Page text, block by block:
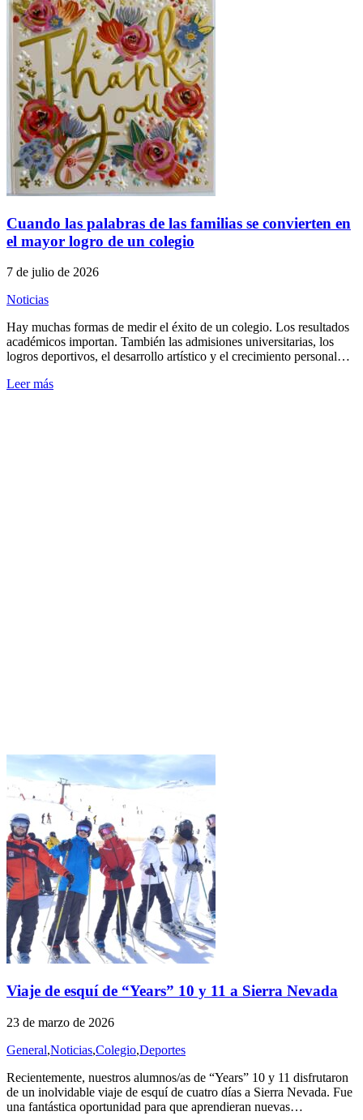
Cuando las palabras de las familias se convierten en
el mayor logro de un colegio
7 de julio de 2026
Noticias
Hay muchas formas de medir el éxito de un colegio. Los resultados
académicos importan. También las admisiones universitarias, los
logros deportivos, el desarrollo artístico y el crecimiento personal…
Leer más
Viaje de esquí de “Years” 10 y 11 a Sierra Nevada
23 de marzo de 2026
General,Noticias,Colegio,Deportes
Recientemente, nuestros alumnos/as de “Years” 10 y 11 disfrutaron
de un inolvidable viaje de esquí de cuatro días a Sierra Nevada. Fue
una fantástica oportunidad para que aprendieran nuevas…